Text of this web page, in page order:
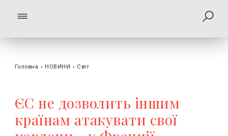
Головна › НОВИНИ › Світ
ЄС не дозволить іншим
країнам атакувати свої